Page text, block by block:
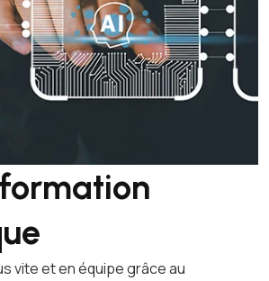
vite et en équipe grâce au